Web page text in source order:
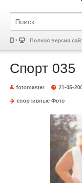
Полная версия
Спорт 035
fotomaster 21-05-
спортивные Фото